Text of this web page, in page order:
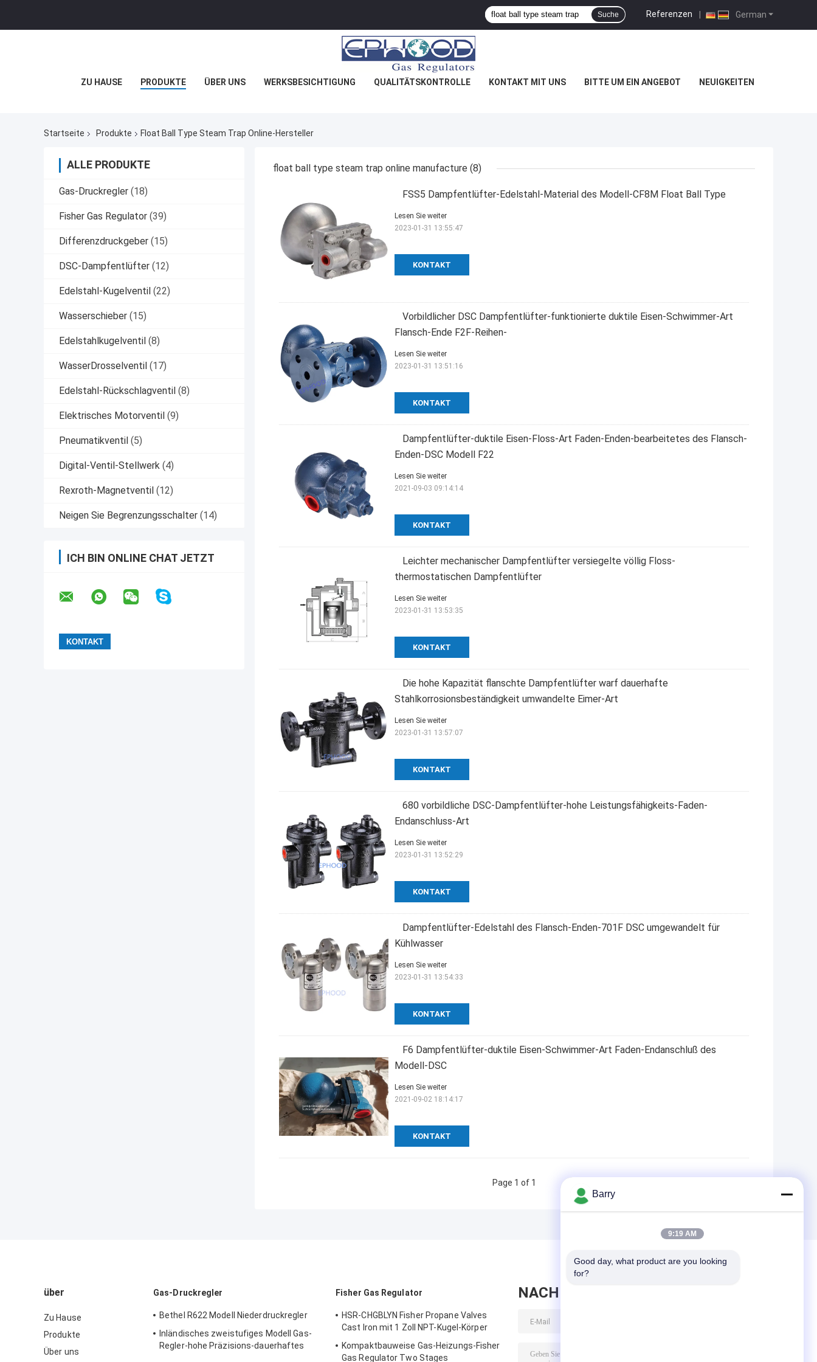
German
Referenzen |
Suche
ZU HAUSE PRODUKTE ÜBER UNS WERKSBESICHTIGUNG QUALITÄTSKONTROLLE KONTAKT MIT UNS BITTE UM EIN ANGEBOT NEUIGKEITEN
Startseite Produkte Float Ball Type Steam Trap Online-Hersteller
ALLE PRODUKTE
Gas-Druckregler (18)
Fisher Gas Regulator (39)
Differenzdruckgeber (15)
DSC-Dampfentlüfter (12)
Edelstahl-Kugelventil (22)
Wasserschieber (15)
Edelstahlkugelventil (8)
WasserDrosselventil (17)
Edelstahl-Rückschlagventil (8)
Elektrisches Motorventil (9)
Pneumatikventil (5)
Digital-Ventil-Stellwerk (4)
Rexroth-Magnetventil (12)
Neigen Sie Begrenzungsschalter (14)
ICH BIN ONLINE CHAT JETZT
float ball type steam trap online manufacture (8)
FSS5 Dampfentlüfter-Edelstahl-Material des Modell-CF8M Float Ball Type
KONTAKT
Lesen Sie weiter
2023-01-31 13:55:47
Vorbildlicher DSC Dampfentlüfter-funktionierte duktile Eisen-Schwimmer-Art
Flansch-Ende F2F-Reihen-
KONTAKT
Lesen Sie weiter
2023-01-31 13:51:16
Dampfentlüfter-duktile Eisen-Floss-Art Faden-Enden-bearbeitetes des Flansch-
Enden-DSC Modell F22
KONTAKT
Lesen Sie weiter
2021-09-03 09:14:14
Leichter mechanischer Dampfentlüfter versiegelte völlig Floss-
thermostatischen Dampfentlüfter
KONTAKT
Lesen Sie weiter
2023-01-31 13:53:35
Die hohe Kapazität flanschte Dampfentlüfter warf dauerhafte
Stahlkorrosionsbeständigkeit umwandelte Eimer-Art
KONTAKT
Lesen Sie weiter
2023-01-31 13:57:07
680 vorbildliche DSC-Dampfentlüfter-hohe Leistungsfähigkeits-Faden-
Endanschluss-Art
KONTAKT
Lesen Sie weiter
2023-01-31 13:52:29
Dampfentlüfter-Edelstahl des Flansch-Enden-701F DSC umgewandelt für
Kühlwasser
KONTAKT
Lesen Sie weiter
2023-01-31 13:54:33
F6 Dampfentlüfter-duktile Eisen-Schwimmer-Art Faden-Endanschluß des
Modell-DSC
KONTAKT
Lesen Sie weiter
2021-09-02 18:14:17
Page 1 of 1
über
Zu Hause
Produkte
Über uns
Gas-Druckregler
Bethel R622 Modell Niederdruckregler
Inländisches zweistufiges Modell Gas-
Regler-hohe Präzisions-dauerhaftes
Fisher Gas Regulator
HSR-CHGBLYN Fisher Propane Valves
Cast Iron mit 1 Zoll NPT-Kugel-Körper
Kompaktbauweise Gas-Heizungs-Fisher
Gas Regulator Two Stages
NACHRICHT HINTERLASSEN
Barry
9:19 AM
Good day, what product are you looking
for?